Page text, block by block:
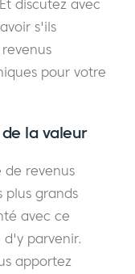
discutez avec
s'ils
pour votre
la valeur
de revenus
plus grands
avec ce
parvenir.
apportez